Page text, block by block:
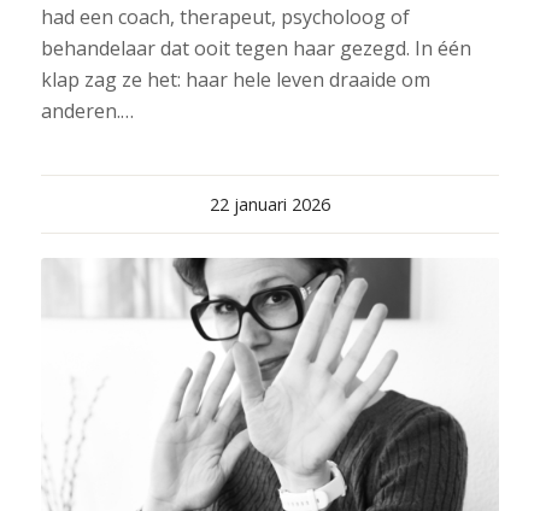
had een coach, therapeut, psycholoog of
behandelaar dat ooit tegen haar gezegd. In één
klap zag ze het: haar hele leven draaide om
anderen.…
22 januari 2026